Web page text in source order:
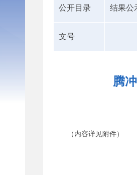
公开目录 结果公
文号
腾
（内容详见附件）